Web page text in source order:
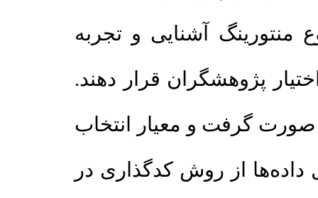
آشنایی و تجربه
پژوهشگران قرار دهند.
گرفت و معیار انتخاب
از روش کدگذاری در